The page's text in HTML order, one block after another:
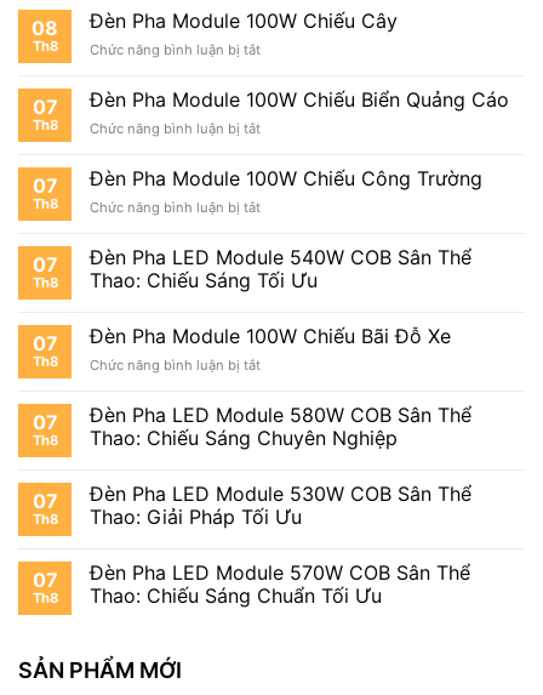
Tòa
Pha
Module
100W
Mặt
08
Th8
Đèn Pha Module 100W Chiếu Cây
Chức năng bình luận bị tắtở
Pha
Module
100W
Cây
07
Th8
Đèn Pha Module 100W Chiếu Biển Quảng Cáo
Chức năng bình luận bị tắtở
Pha
Module
100W
Biển
Quảng
Cáo
07
Th8
Đèn Pha Module 100W Chiếu Công Trường
Chức năng bình luận bị tắtở
Pha
Module
100W
Công
07
Th8
Đèn Pha LED Module 540W COB Sân Thể
Thao: Chiếu Sáng Tối Ưu
07
Th8
Đèn Pha Module 100W Chiếu Bãi Đỗ Xe
Chức năng bình luận bị tắtở
Pha
Module
100W
Bãi
Đỗ
Xe
07
Th8
Đèn Pha LED Module 580W COB Sân Thể
Thao: Chiếu Sáng Chuyên Nghiệp
07
Th8
Đèn Pha LED Module 530W COB Sân Thể
Thao: Giải Pháp Tối Ưu
07
Th8
Đèn Pha LED Module 570W COB Sân Thể
Thao: Chiếu Sáng Chuẩn Tối Ưu
SẢN PHẨM MỚI